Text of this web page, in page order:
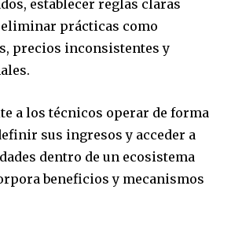
establecer reglas claras
prácticas como
precios inconsistentes y
a los técnicos operar de forma
sus ingresos y acceder a
dentro de un ecosistema
beneficios y mecanismos